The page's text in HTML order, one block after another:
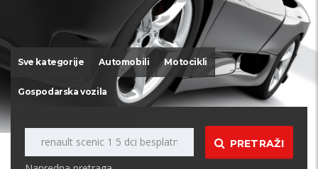
Sve kategorije Automobili Motocikli
Gospodarska vozila
PRETRAŽI